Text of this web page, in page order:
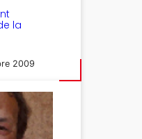
la
2009